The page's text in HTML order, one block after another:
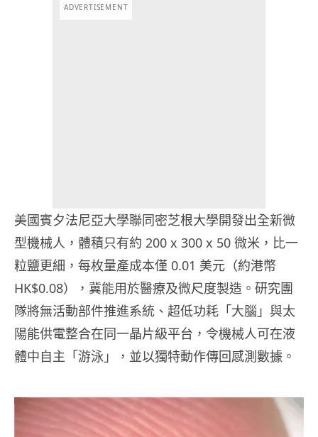
ADVERTISEMENT
美國賓夕法尼亞大學聯同密芝根大學開發出全新微
型機械人，體積只有約 200 x 300 x 50 微米，比一
粒鹽更細，每枚量產成本僅 0.01 美元（約港幣
HK$0.08），冀能用於醫療及微尺度製造。研究團
隊將無活動部件推進系統、超低功耗「大腦」與太
陽能供電整合在同一晶片級平台，令機械人可在液
體中自主「游泳」，並以獨特動作傳回感測數據。